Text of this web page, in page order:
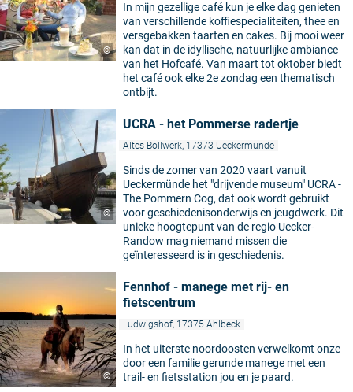
©
In mijn gezellige café kun je elke dag genieten
van verschillende koffiespecialiteiten, thee en
versgebakken taarten en cakes. Bij mooi weer
kan dat in de idyllische, natuurlijke ambiance
van het Hofcafé. Van maart tot oktober biedt
het café ook elke 2e zondag een thematisch
ontbijt.
©
UCRA - het Pommerse radertje
Altes Bollwerk, 17373 Ueckermünde
Sinds de zomer van 2020 vaart vanuit
Ueckermünde het "drijvende museum" UCRA -
The Pommern Cog, dat ook wordt gebruikt
voor geschiedenisonderwijs en jeugdwerk. Dit
unieke hoogtepunt van de regio Uecker-
Randow mag niemand missen die
geïnteresseerd is in geschiedenis.
©
Fennhof - manege met rij- en
fietscentrum
Ludwigshof, 17375 Ahlbeck
In het uiterste noordoosten verwelkomt onze
door een familie gerunde manege met een
trail- en fietsstation jou en je paard.